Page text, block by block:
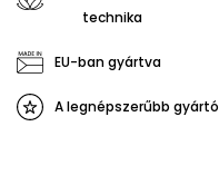
technika
EU-ban gyártva
A legnépszerűbb gyártó